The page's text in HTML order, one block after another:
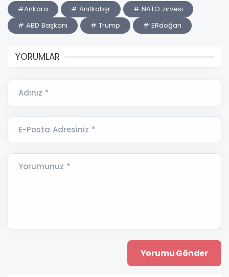
#Ankara # Anıtkabşr
# NATO zirvesi
# ABD Başkanı
# Trump # ERdoğan
YORUMLAR
Adınız *
E-Posta Adresiniz *
Yorumunuz *